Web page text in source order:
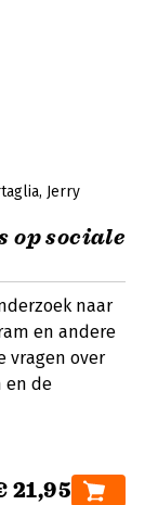
Jerry
op sociale
naar
en andere
vragen over
en de
21,95